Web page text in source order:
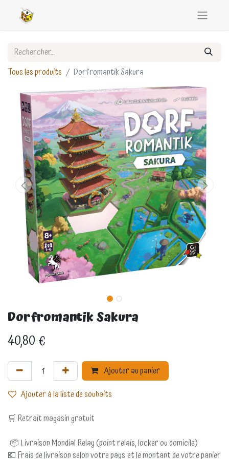
Tous les produits Dorfromantik Sakura
Dorfromantik Sakura
40,80€
Ajouter au panier
Ajouter à la liste de souhaits
🛒 Retrait magasin gratuit
📦 Livraison Mondial Relay (point relais, locker ou domicile)
💶 Frais de livraison selon votre pays et le montant de votre panier